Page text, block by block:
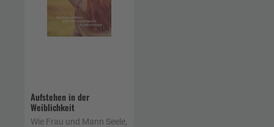
Aufstehen in der
Weiblichkeit
Wie Frau und Mann Seele,